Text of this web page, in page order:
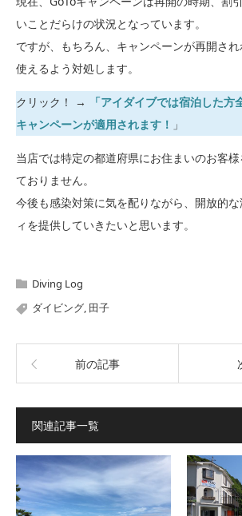
いことだらけの状況となっています。
ですが、もちろん、キャンペーンが再開さ
使えるよう対処します。
クリック！ →
「アイダイブでは宿泊した
キャンペーンが適用されます！ 」
当店では特定の都道府県にお住まいのお客
ておりません。
今後も感染対策に気を配りながら、開放的
ィを提供していきたいと思います。
Diving Log
ダイビング, 田子
前の記事
関連記事一覧